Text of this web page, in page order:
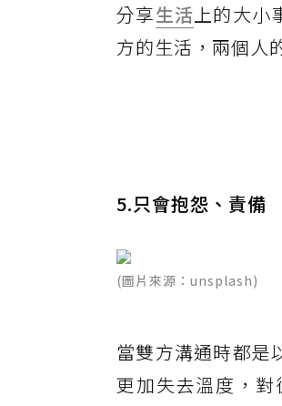
分享生活上的大小
方的生活，兩個人
5.只會抱怨、責備
(圖片來源：unsplash)
當雙方溝通時都是
更加失去溫度，